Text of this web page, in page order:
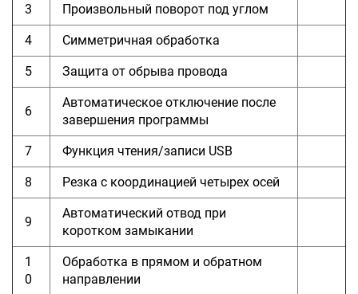
3 Произвольный поворот под углом
4 Симметричная обработка
5 Защита от обрыва провода
6
Автоматическое отключение после
завершения программы
7 Функция чтения/записи USB
8 Резка с координацией четырех осей
9
Автоматический отвод при
коротком замыкании
1
0
Обработка в прямом и обратном
направлении